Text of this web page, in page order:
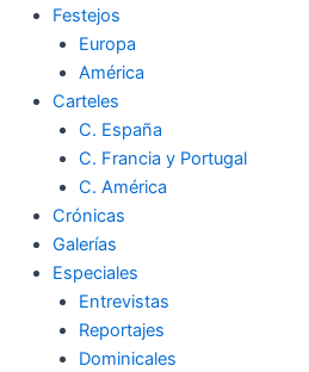
Festejos
Europa
América
Carteles
C. España
C. Francia y Portugal
C. América
Crónicas
Galerías
Especiales
Entrevistas
Reportajes
Dominicales